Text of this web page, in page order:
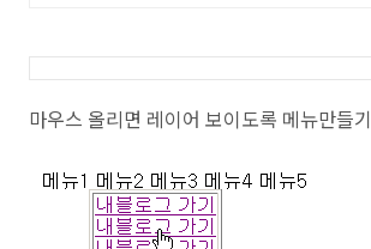
마우스 올리면 레이어 보이도록 메뉴만들기